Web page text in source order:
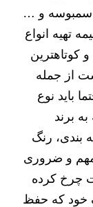
سمبوسه و …
تهیه انواع
کوتاهترین
از جمله
باید نوع
برند
بندی، رنگ
مهم و ضروری
چرخ کرده
خود که حفظ